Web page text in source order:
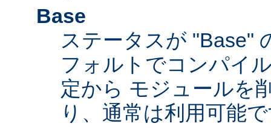
Base
ステータスが "Base"
フォルトでコンパイ
定から モジュールを
り、通常は利用可能